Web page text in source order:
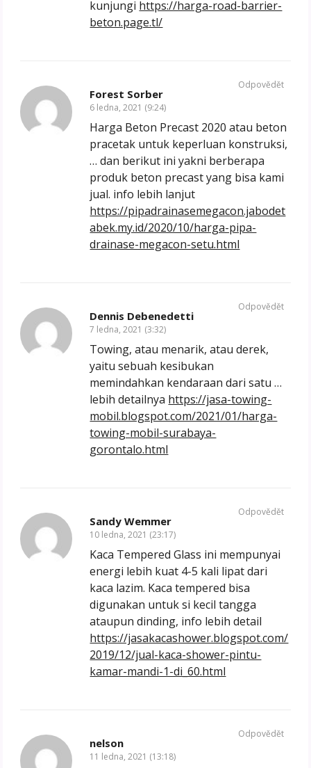
kunjungi https://harga-road-barrier-
beton.page.tl/
Forest Sorber
6 ledna, 2021 (9:24)
Harga Beton Precast 2020 atau beton
pracetak untuk keperluan konstruksi,
… dan berikut ini yakni berberapa
produk beton precast yang bisa kami
jual. info lebih lanjut
https://pipadrainasemegacon.jabodet
abek.my.id/2020/10/harga-pipa-
drainase-megacon-setu.html
Odpovědět
Dennis Debenedetti
7 ledna, 2021 (3:32)
Towing, atau menarik, atau derek,
yaitu sebuah kesibukan
memindahkan kendaraan dari satu …
lebih detailnya https://jasa-towing-
mobil.blogspot.com/2021/01/harga-
towing-mobil-surabaya-
gorontalo.html
Odpovědět
Sandy Wemmer
10 ledna, 2021 (23:17)
Kaca Tempered Glass ini mempunyai
energi lebih kuat 4-5 kali lipat dari
kaca lazim. Kaca tempered bisa
digunakan untuk si kecil tangga
ataupun dinding, info lebih detail
https://jasakacashower.blogspot.com/
2019/12/jual-kaca-shower-pintu-
kamar-mandi-1-di_60.html
Odpovědět
nelson
11 ledna, 2021 (13:18)
Odpovědět